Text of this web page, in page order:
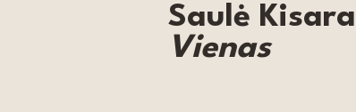
Saulė
Vienas